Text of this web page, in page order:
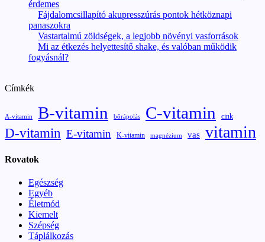
érdemes
Fájdalomcsillapító akupresszúrás pontok hétköznapi
panaszokra
Vastartalmú zöldségek, a legjobb növényi vasforrások
Mi az étkezés helyettesítő shake, és valóban működik
fogyásnál?
Címkék
A-vitamin B-vitamin bőrápolás C-vitamin cink
D-vitamin E-vitamin K-vitamin magnézium vas vitamin
Rovatok
Egészség
Egyéb
Életmód
Kiemelt
Szépség
Táplálkozás